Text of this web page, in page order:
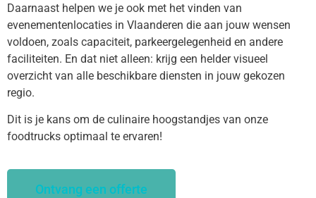
Daarnaast helpen we je ook met het vinden van
evenementenlocaties in Vlaanderen die aan jouw wensen
voldoen, zoals capaciteit, parkeergelegenheid en andere
faciliteiten. En dat niet alleen: krijg een helder visueel
overzicht van alle beschikbare diensten in jouw gekozen
regio.
Dit is je kans om de culinaire hoogstandjes van onze
foodtrucks optimaal te ervaren!
Ontvang een offerte